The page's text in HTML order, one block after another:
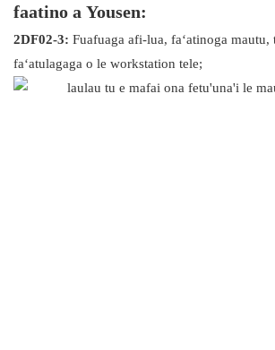
faatino a Yousen:
2DF02-3: Fuafuaga afi-lua, faʻatinoga mautu,
faʻatulagaga o le workstation tele;